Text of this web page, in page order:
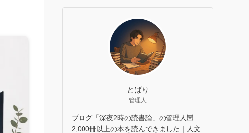
とばり
管理人
ブログ「深夜2時の読書論」の管理人🦉
2,000冊以上の本を読んできました｜人文